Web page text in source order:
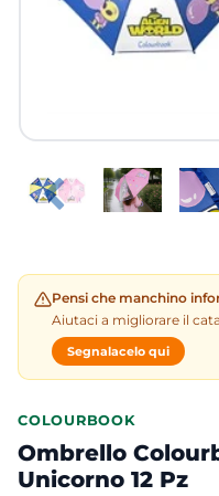
Pensi che manchino
Aiutaci a migliorare il
Segnalacelo qui
COLOURBOOK
Ombrello
Unicorno 12 Pz